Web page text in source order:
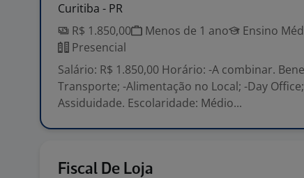
Curitiba - PR
R$ 1.850,00
Menos de 1 ano
Ensino
Presencial
Salário: R$ 1.850,00 Horário: -A combinar.
Transporte; -Alimentação no Local; -Day
Assiduidade. Escolaridade: Médio...
Fiscal De Loja